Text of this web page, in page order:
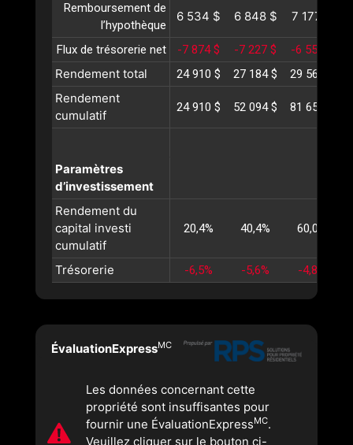
Remboursement de
l’hypothèque
6 534 $ 6 848 $ 7 177 $
Flux de trésorerie net -7 874 $ -7 227 $ -6 558 $
Rendement total 24 910 $ 27 184 $ 29 560 $
Rendement
cumulatif
24 910 $ 52 094 $ 81 654 $
Paramètres
d’investissement
Rendement du
capital investi
cumulatif
20,4% 40,4% 60,0%
Trésorerie -6,5% -5,6% -4,8%
ÉvaluationExpressMC
Les données concernant cette
propriété sont insuffisantes pour
fournir une ÉvaluationExpressMC.
Veuillez cliquer sur le bouton ci-